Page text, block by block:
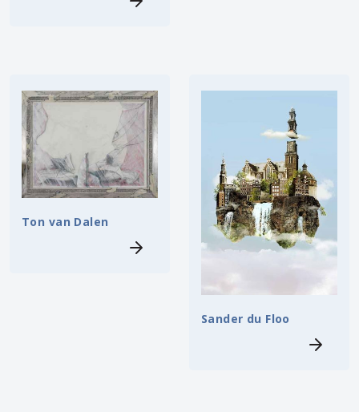
Ton van Dalen
Sander du Floo